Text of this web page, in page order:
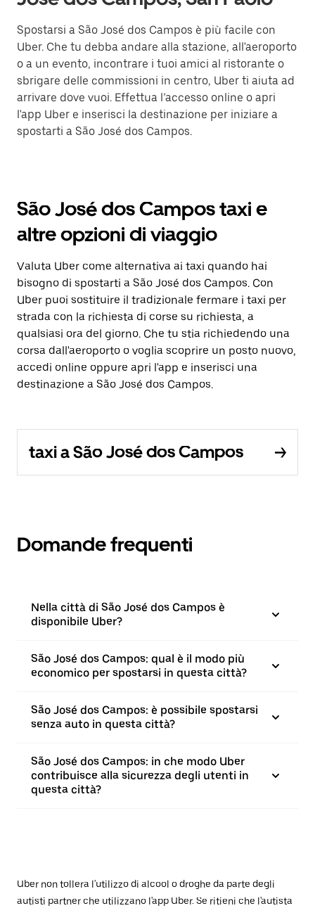
Spostarsi a São José dos Campos è più facile con
Uber. Che tu debba andare alla stazione, all'aeroporto
o a un evento, incontrare i tuoi amici al ristorante o
sbrigare delle commissioni in centro, Uber ti aiuta ad
arrivare dove vuoi. Effettua l’accesso online o apri
l'app Uber e inserisci la destinazione per iniziare a
spostarti a São José dos Campos.
São José dos Campos taxi e
altre opzioni di viaggio
Valuta Uber come alternativa ai taxi quando hai
bisogno di spostarti a São José dos Campos. Con
Uber puoi sostituire il tradizionale fermare i taxi per
strada con la richiesta di corse su richiesta, a
qualsiasi ora del giorno. Che tu stia richiedendo una
corsa dall'aeroporto o voglia scoprire un posto nuovo,
accedi online oppure apri l'app e inserisci una
destinazione a São José dos Campos.
taxi a São José dos Campos
Domande frequenti
Nella città di São José dos Campos è
disponibile Uber?
São José dos Campos: qual è il modo più
economico per spostarsi in questa città?
São José dos Campos: è possibile spostarsi
senza auto in questa città?
São José dos Campos: in che modo Uber
contribuisce alla sicurezza degli utenti in
questa città?
Uber non tollera l'utilizzo di alcool o droghe da parte degli
autisti partner che utilizzano l'app Uber. Se ritieni che l'autista